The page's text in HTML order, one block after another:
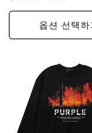
가
옵션 선택하